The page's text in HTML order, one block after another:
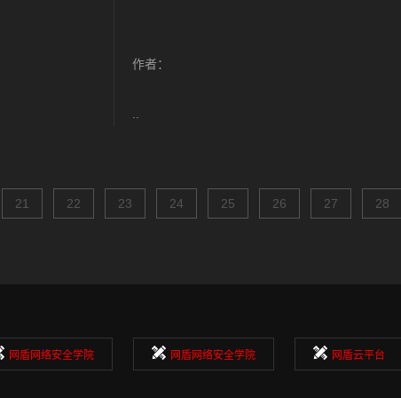
作者：
21 22 23 24 25 26 27 28
网盾网络安全学院 网盾网络安全学院 网盾云平台